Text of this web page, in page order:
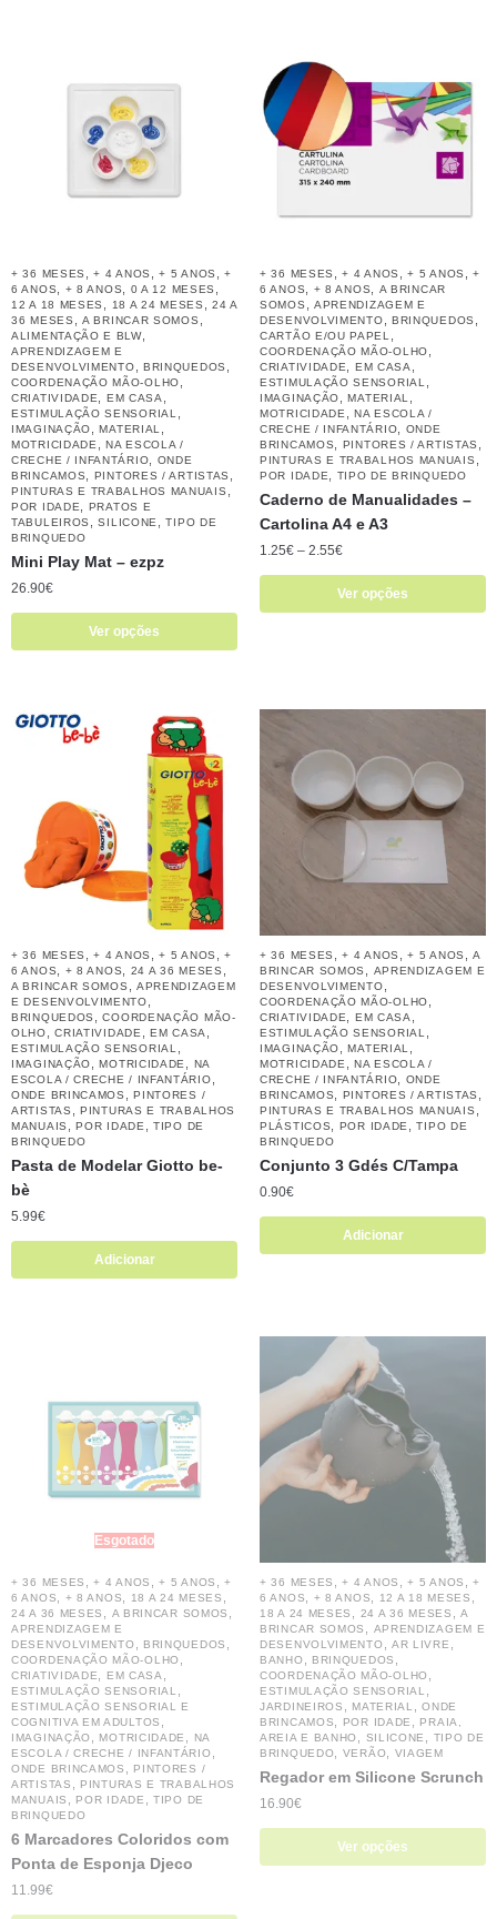
+ 36 MESES ,+ 4 ANOS ,+ 5 ANOS ,+
6 ANOS
+ 8 ANOS 0 A 12 MESES
12 A 18 MESES 18 A 24 MESES ,24 A
36 MESES
,A BRINCAR SOMOS
ALIMENTAÇÃO E BLW,
APRENDIZAGEM E
DESENVOLVIMENTO
BRINQUEDOS
COORDENAÇÃO MÃO-OLHO
CRIATIVIDADE EM CASA
ESTIMULAÇÃO SENSORIAL
IMAGINAÇÃO ,MATERIAL
MOTRICIDADE ,NA ESCOLA /
CRECHE / INFANTÁRIO
ONDE
BRINCAMOS
PINTORES / ARTISTAS
PINTURAS E TRABALHOS MANUAIS
POR IDADE
PRATOS E
TABULEIROS
,SILICONE ,TIPO DE
BRINQUEDO
Mini Play Mat – ezpz
26.90€
Ver opções
+ 36 MESES ,+ 4 ANOS ,+ 5 ANOS ,+
6 ANOS
+ 8 ANOS
A BRINCAR
SOMOS
APRENDIZAGEM E
DESENVOLVIMENTO
BRINQUEDOS
CARTÃO E/OU PAPEL
COORDENAÇÃO MÃO-OLHO
CRIATIVIDADE EM CASA
ESTIMULAÇÃO SENSORIAL
IMAGINAÇÃO ,MATERIAL
MOTRICIDADE ,NA ESCOLA /
CRECHE / INFANTÁRIO
ONDE
BRINCAMOS
PINTORES / ARTISTAS
PINTURAS E TRABALHOS MANUAIS
POR IDADE TIPO DE BRINQUEDO
Caderno de Manualidades –
Cartolina A4 e A3
1.25€ – 2.55€
Ver opções
+ 36 MESES ,+ 4 ANOS ,+ 5 ANOS ,+
6 ANOS
+ 8 ANOS 24 A 36 MESES
A BRINCAR SOMOS
APRENDIZAGEM
E DESENVOLVIMENTO
BRINQUEDOS ,COORDENAÇÃO MÃO-
OLHO
,CRIATIVIDADE ,EM CASA
ESTIMULAÇÃO SENSORIAL
IMAGINAÇÃO ,MOTRICIDADE
NA
ESCOLA / CRECHE / INFANTÁRIO
ONDE BRINCAMOS ,PINTORES /
ARTISTAS
,PINTURAS E TRABALHOS
MANUAIS
,POR IDADE ,TIPO DE
BRINQUEDO
Pasta de Modelar Giotto be-
bè
5.99€
Adicionar
+ 36 MESES ,+ 4 ANOS ,+ 5 ANOS ,A
BRINCAR SOMOS
APRENDIZAGEM E
DESENVOLVIMENTO
COORDENAÇÃO MÃO-OLHO
CRIATIVIDADE EM CASA
ESTIMULAÇÃO SENSORIAL
IMAGINAÇÃO ,MATERIAL
MOTRICIDADE ,NA ESCOLA /
CRECHE / INFANTÁRIO
ONDE
BRINCAMOS
PINTORES / ARTISTAS
PINTURAS E TRABALHOS MANUAIS
PLÁSTICOS POR IDADE ,TIPO DE
BRINQUEDO
Conjunto 3 Gdés C/Tampa
0.90€
Adicionar
Esgotado
+ 36 MESES ,+ 4 ANOS ,+ 5 ANOS ,+
6 ANOS
+ 8 ANOS 18 A 24 MESES
24 A 36 MESES A BRINCAR SOMOS
APRENDIZAGEM E
DESENVOLVIMENTO
BRINQUEDOS
COORDENAÇÃO MÃO-OLHO
CRIATIVIDADE EM CASA
ESTIMULAÇÃO SENSORIAL
ESTIMULAÇÃO SENSORIAL E
COGNITIVA EM ADULTOS
IMAGINAÇÃO MOTRICIDADE
NA
ESCOLA / CRECHE / INFANTÁRIO
ONDE BRINCAMOS
PINTORES /
ARTISTAS
PINTURAS E TRABALHOS
MANUAIS
POR IDADE ,TIPO DE
BRINQUEDO
6 Marcadores Coloridos com
Ponta de Esponja Djeco
11.99€
+ 36 MESES ,+ 4 ANOS ,+ 5 ANOS ,+
6 ANOS
+ 8 ANOS 12 A 18 MESES
18 A 24 MESES 24 A 36 MESES ,A
BRINCAR SOMOS
APRENDIZAGEM E
DESENVOLVIMENTO
AR LIVRE
BANHO BRINQUEDOS
COORDENAÇÃO MÃO-OLHO
ESTIMULAÇÃO SENSORIAL
JARDINEIROS MATERIAL ,ONDE
BRINCAMOS
POR IDADE
PRAIA,
AREIA E BANHO
SILICONE
TIPO DE
BRINQUEDO
VERÃO VIAGEM
Regador em Silicone Scrunch
16.90€
Ver opções